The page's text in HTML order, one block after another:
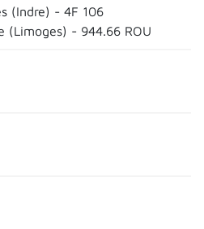
(Indre) - 4F 106
(Limoges) - 944.66 ROU